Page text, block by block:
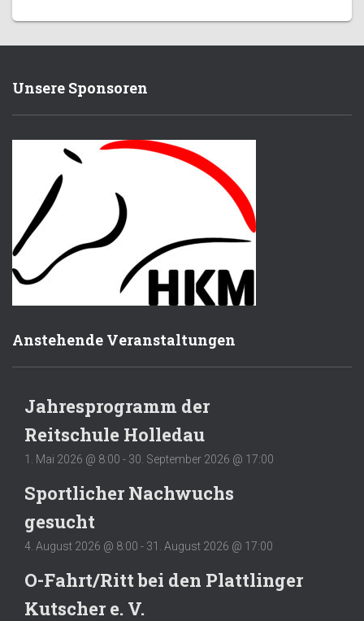
Unsere Sponsoren
Anstehende Veranstaltungen
Jahresprogramm der
Reitschule Holledau
1. Mai 2026 @ 8:00 - 30. September 2026 @ 17:00
Sportlicher Nachwuchs
gesucht
4. August 2026 @ 8:00 - 31. August 2026 @ 17:00
O-Fahrt/Ritt bei den Plattlinger
Kutscher e. V.